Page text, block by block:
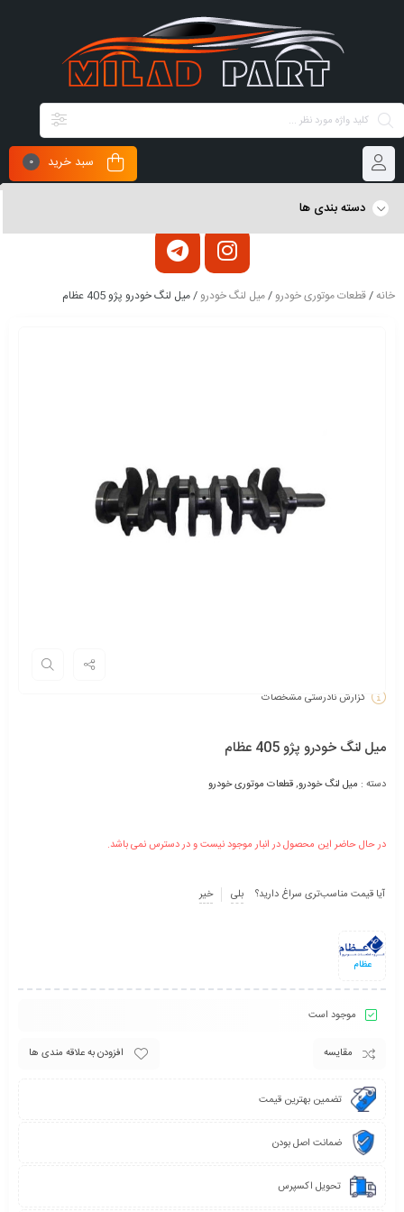
سبد خرید 0
دسته بندی ها
خانه/قطعات موتوری خودرو/میل لنگ خودرو/ میل لنگ خودرو پژو 405 عظام
گزارش نادرستی مشخصات
میل لنگ خودرو پژو 405 عظام
دسته : میل لنگ خودرو,قطعات موتوری خودرو
در حال حاضر این محصول در انبار موجود نیست و در دسترس نمی باشد.
آیا قیمت مناسب‌تری سراغ دارید؟ بلی خیر
عظام
موجود است
مقایسه افزودن به علاقه مندی ها
تضمین بهترین قیمت
ضمانت اصل بودن
تحویل اکسپرس